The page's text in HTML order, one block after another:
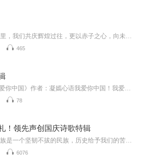
465
78
！领先声创国庆诗歌特辑
6076